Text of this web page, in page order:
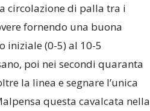
circolazione di palla tra i
fornendo una buona
(0-5) al 10-5
poi nei secondi quaranta
la linea e segnare l’unica
questa cavalcata nella